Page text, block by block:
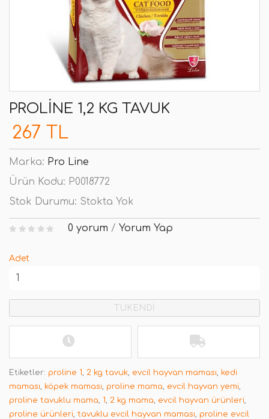
PROLINE 1,2 KG TAVUK
267 TL
Marka: Pro Line
Ürün Kodu: P0018772
Stok Durumu: Stokta Yok
0 yorum / Yorum Yap
Adet
TÜKENDİ
Etiketler: proline 1, 2 kg tavuk, evcil hayvan maması, kedi
maması, köpek maması, proline mama, evcil hayvan yemi,
proline tavuklu mama, 1, 2 kg mama, evcil hayvan ürünleri,
proline ürünleri, tavuklu evcil hayvan maması, proline evcil